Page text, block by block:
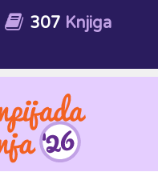
307 Knjiga